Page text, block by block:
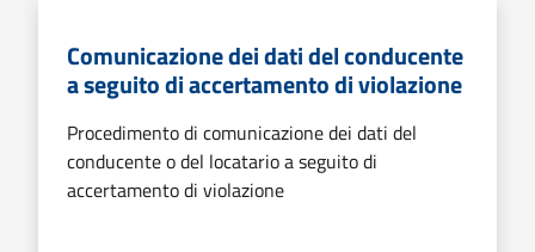
Comunicazione dei dati del conducente
a seguito di accertamento di violazione
Procedimento di comunicazione dei dati del
conducente o del locatario a seguito di
accertamento di violazione